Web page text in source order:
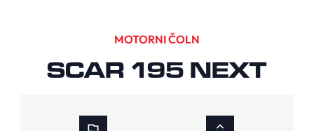
MOTORNI ČOLN
SCAR 195 NEXT